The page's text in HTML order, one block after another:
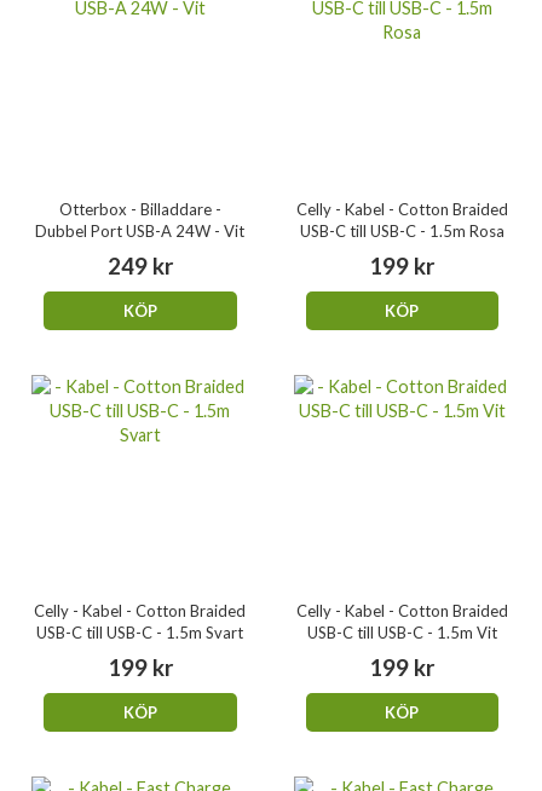
Otterbox - Billaddare -
Dubbel Port USB-A 24W - Vit
249 kr
KÖP
Celly - Kabel - Cotton Braided
USB-C till USB-C - 1.5m Rosa
199 kr
KÖP
Celly - Kabel - Cotton Braided
USB-C till USB-C - 1.5m Svart
199 kr
KÖP
Celly - Kabel - Cotton Braided
USB-C till USB-C - 1.5m Vit
199 kr
KÖP